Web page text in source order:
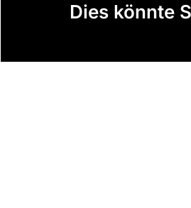
Dies könnte